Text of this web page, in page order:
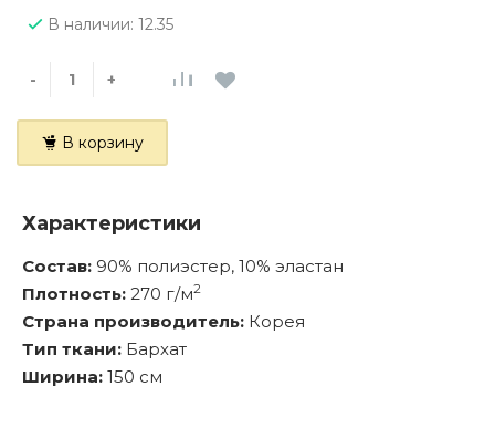
В наличии: 12.35
- +
В корзину
Характеристики
Состав: 90% полиэстер, 10% эластан
Плотность: 270 г/м2
Страна производитель: Корея
Тип ткани: Бархат
Ширина: 150 см